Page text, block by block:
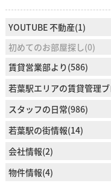
YOUTUBE 不動産(1)
初めてのお部屋探し(0)
賃貸営業部より(586)
若葉駅エリアの賃貸管理
スタッフの日常(986)
若葉駅の街情報(14)
会社情報(2)
物件情報(4)